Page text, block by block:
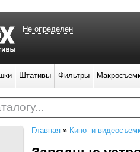
Главная » Кино- и
Не определен
Штативы Фильтры